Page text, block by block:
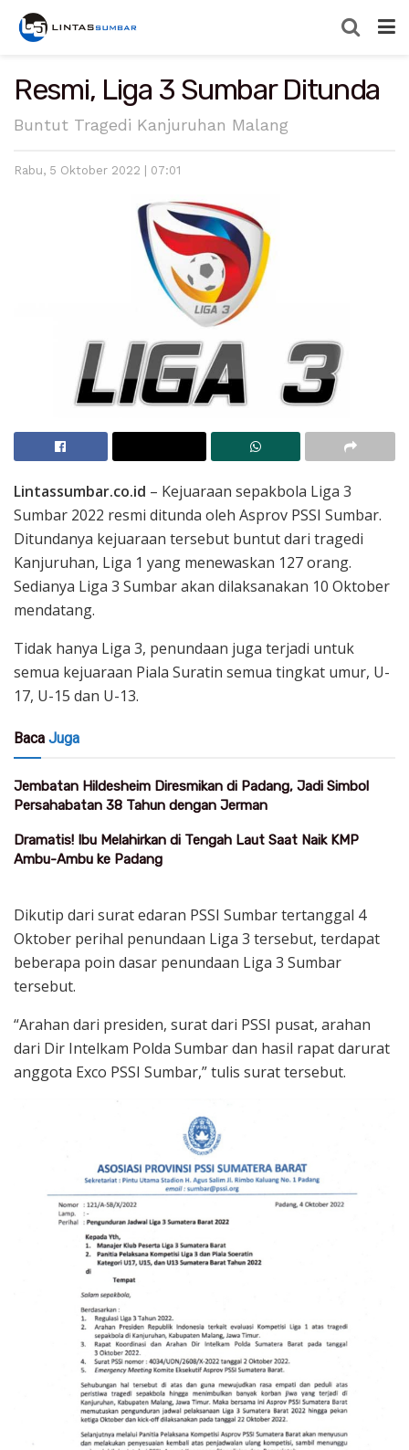
Resmi, Liga 3 Sumbar Ditunda
Buntut Tragedi Kanjuruhan Malang
Rabu, 5 Oktober 2022 | 07:01
Lintassumbar.co.id – Kejuaraan sepakbola Liga 3
Sumbar 2022 resmi ditunda oleh Asprov PSSI Sumbar.
Ditundanya kejuaraan tersebut buntut dari tragedi
Kanjuruhan, Liga 1 yang menewaskan 127 orang.
Sedianya Liga 3 Sumbar akan dilaksanakan 10 Oktober
mendatang.
Tidak hanya Liga 3, penundaan juga terjadi untuk
semua kejuaraan Piala Suratin semua tingkat umur, U-
17, U-15 dan U-13.
Baca Juga
Jembatan Hildesheim Diresmikan di Padang, Jadi Simbol
Persahabatan 38 Tahun dengan Jerman
Dramatis! Ibu Melahirkan di Tengah Laut Saat Naik KMP
Ambu-Ambu ke Padang
Dikutip dari surat edaran PSSI Sumbar tertanggal 4
Oktober perihal penundaan Liga 3 tersebut, terdapat
beberapa poin dasar penundaan Liga 3 Sumbar
tersebut.
“Arahan dari presiden, surat dari PSSI pusat, arahan
dari Dir Intelkam Polda Sumbar dan hasil rapat darurat
anggota Exco PSSI Sumbar,” tulis surat tersebut.